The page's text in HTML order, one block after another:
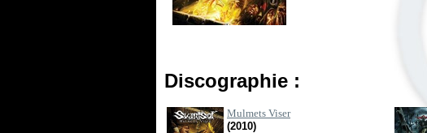
Discographie :
Mulmets Viser
(2010)